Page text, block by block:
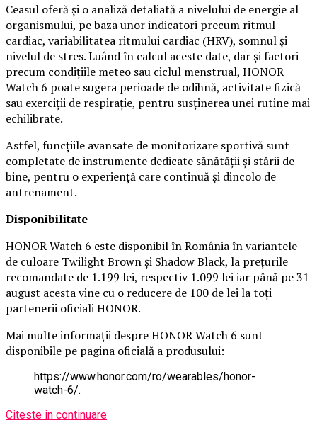
Ceasul oferă și o analiză detaliată a nivelului de energie al
organismului, pe baza unor indicatori precum ritmul
cardiac, variabilitatea ritmului cardiac (HRV), somnul și
nivelul de stres. Luând în calcul aceste date, dar și factori
precum condițiile meteo sau ciclul menstrual, HONOR
Watch 6 poate sugera perioade de odihnă, activitate fizică
sau exerciții de respirație, pentru susținerea unei rutine mai
echilibrate.
Astfel, funcțiile avansate de monitorizare sportivă sunt
completate de instrumente dedicate sănătății și stării de
bine, pentru o experiență care continuă și dincolo de
antrenament.
Disponibilitate
HONOR Watch 6 este disponibil în România în variantele
de culoare Twilight Brown și Shadow Black, la prețurile
recomandate de 1.199 lei, respectiv 1.099 lei iar până pe 31
august acesta vine cu o reducere de 100 de lei la toți
partenerii oficiali HONOR.
Mai multe informații despre HONOR Watch 6 sunt
disponibile pe pagina oficială a produsului:
https://www.honor.com/ro/wearables/honor-
watch-6/.
Citeste in continuare